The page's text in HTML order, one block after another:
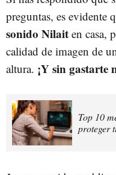
preguntas, es evidente
sonido Nilait en casa,
calidad de imagen de
altura. ¡Y sin gastarte
Top 10
proteger